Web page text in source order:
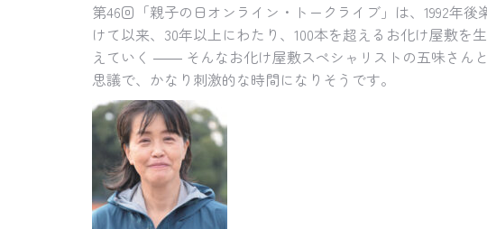
第46回「親子の日オンライン・トークライブ」は、1992年
けて以来、30年以上にわたり、100本を超えるお化け屋敷
えていく ―― そんなお化け屋敷スペシャリストの五味さん
思議で、かなり刺激的な時間になりそうです。